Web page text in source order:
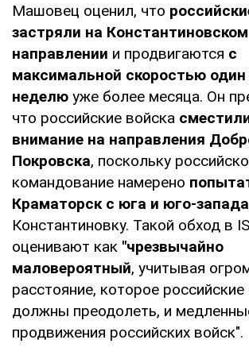
Машовец оценил, что
застряли на Константиновском
направлении и продвигаются с
максимальной скоростью
неделю уже более месяца. Он
что российские войска
внимание на направления
Покровска, поскольку
командование намерено
Краматорск с юга и юго-
Константиновку. Такой обход в
оценивают как "чрезвычайно
маловероятный, учитывая
расстояние, которое российские
должны преодолеть, и
продвижения российских войск".